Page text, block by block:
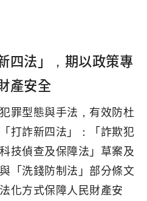
四法」，期以政策專
產安全
罪型態與手法，有效防杜
打詐新四法」：「詐欺犯
技偵查及保障法」草案及
「洗錢防制法」部分條文
化方式保障人民財產安